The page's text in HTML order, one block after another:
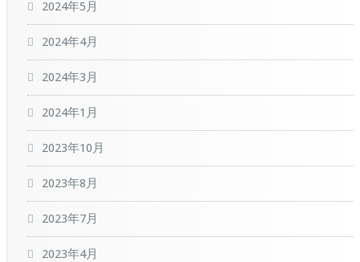
2024年5月
2024年4月
2024年3月
2024年1月
2023年10月
2023年8月
2023年7月
2023年4月